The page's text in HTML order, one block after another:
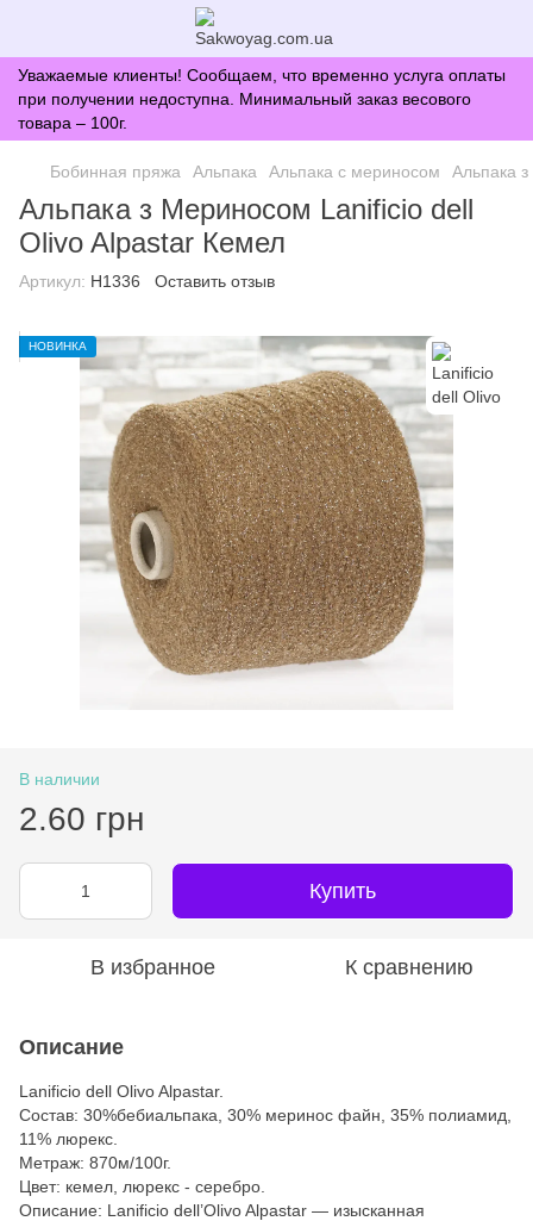
Уважаемые клиенты! Сообщаем, что временно услуга оплаты
при получении недоступна. Минимальный заказ весового
товара – 100г.
Бобинная пряжа Альпака Альпака с мериносом Альпака
Альпака з Мериносом Lanificio dell
Olivo Alpastar Кемел
Артикул: H1336 Оставить отзыв
НОВИНКА
В наличии
2.60 грн
Купить
В избранное К сравнению
Описание
Lanificio dell Olivo Alpastar.
Состав: 30%бебиальпака, 30% меринос файн, 35% полиамид,
11% люрекс.
Метраж: 870м/100г.
Цвет: кемел, люрекс - серебро.
Описание: Lanificio dell’Olivo Alpastar — изысканная